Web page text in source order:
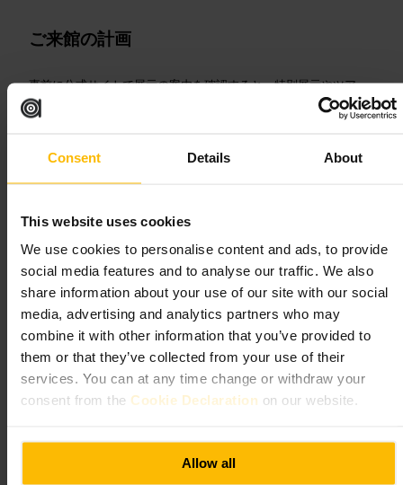
Consent Details About
This website uses cookies
We use cookies to personalise content and ads, to provide
social media features and to analyse our traffic. We also
share information about your use of our site with our social
media, advertising and analytics partners who may
combine it with other information that you’ve provided to
them or that they’ve collected from your use of their
services. You can at any time change or withdraw your
consent from the Cookie Declaration on our website.
Allow all
ご来館の計画
事前に公式サイトで展示の案内を確認すると、特別展示やツアー
情報が分かります。館内には小さなミュージアムショップがあ
り、書籍や関連グッズを扱っています。周辺は散策に向くエリア
ス情報を確認してください。
http://dickensmuseum.com/
ス
ファウンドリング・ミュージアム
芸術とエンターテインメント•博物館
4.4
Foundling Museum
“子どもと社会の歴史を、静かに見つめる小